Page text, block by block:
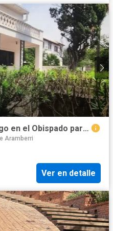
Casa en Renta en Av. Hidalgo en el Obispado para Oficinas o Consultorios
Aramberri
Ver en detalle